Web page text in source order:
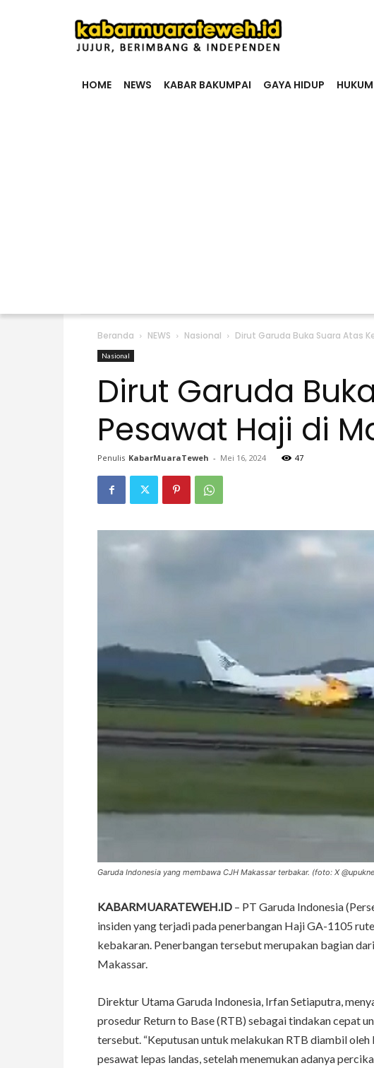
HOME NEWS KABAR BAKUMPAI GAYA HIDUP
Beranda NEWS Nasional Dirut Garuda Buka Suara Atas
Nasional
Dirut Garuda
Pesawat Haji di
Penulis KabarMuaraTeweh - Mei 16, 2024 47
Garuda Indonesia yang membawa CJH Makassar terbakar. (foto: X
KABARMUARATEWEH.ID – PT Garuda Indonesia
insiden yang terjadi pada penerbangan Haji GA-1105
kebakaran. Penerbangan tersebut merupakan bagian
Makassar.
Direktur Utama Garuda Indonesia, Irfan Setiaputra,
prosedur Return to Base (RTB) sebagai tindakan cepat
tersebut. “Keputusan untuk melakukan RTB diambil
pesawat lepas landas, setelah menemukan adanya